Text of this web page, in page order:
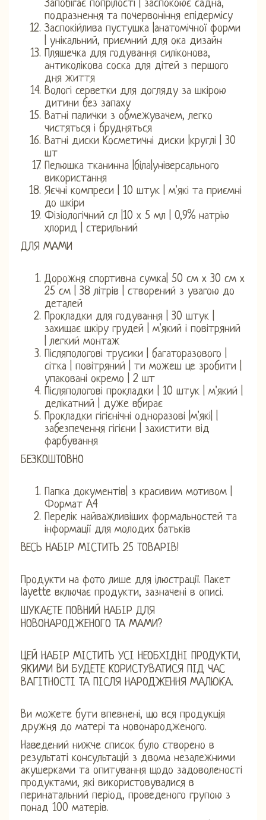
Запобігає попрілості | заспокоює садна,
подразнення та почервоніння епідермісу
Заспокійлива пустушка |анатомічної форми
| унікальний, приємний для ока дизайн
Пляшечка для годування силіконова,
антиколікова соска для дітей з першого
дня життя
Вологі серветки для догляду за шкірою
дитини без запаху
Ватні палички з обмежувачем, легко
чистяться і брудняться
Ватні диски Косметичні диски |круглі | 30
шт
Пелюшка тканинна |біла|універсального
використання
Яєчні компреси | 10 штук | м'які та приємні
до шкіри
Фізіологічний сл |10 х 5 мл | 0,9% натрію
хлорид | стерильний
ДЛЯ МАМИ
Дорожня спортивна сумка| 50 см х 30 см х
25 см | 38 літрів | створений з увагою до
деталей
Прокладки для годування | 30 штук |
захищає шкіру грудей | м'який і повітряний
| легкий монтаж
Післяпологові трусики | багаторазового |
сітка | повітряний | ти можеш це зробити |
упаковані окремо | 2 шт
Післяпологові прокладки | 10 штук | м'який |
делікатний | дуже вбирає
Прокладки гігієнічні одноразові |м'які| |
забезпечення гігієни | захистити від
фарбування
БЕЗКОШТОВНО
Папка документів| з красивим мотивом |
Формат А4
Перелік найважливіших формальностей та
інформації для молодих батьків
ВЕСЬ НАБІР МІСТИТЬ 25 ТОВАРІВ!
Продукти на фото лише для ілюстрації. Пакет
layette включає продукти, зазначені в описі.
ШУКАЄТЕ ПОВНИЙ НАБІР ДЛЯ
НОВОНАРОДЖЕНОГО ТА МАМИ?
ЦЕЙ НАБІР МІСТИТЬ УСІ НЕОБХІДНІ ПРОДУКТИ,
ЯКИМИ ВИ БУДЕТЕ КОРИСТУВАТИСЯ ПІД ЧАС
ВАГІТНОСТІ ТА ПІСЛЯ НАРОДЖЕННЯ МАЛЮКА.
Ви можете бути впевнені, що вся продукція
дружня до матері та новонародженого.
Наведений нижче список було створено в
результаті консультацій з двома незалежними
акушерками та опитування щодо задоволеності
продуктами, які використовувалися в
перинатальний період, проведеного групою з
понад 100 матерів.